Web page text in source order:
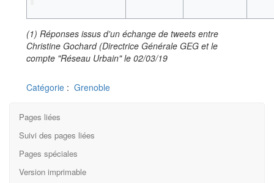
(1) Réponses issus d'un échange de tweets entre
Christine Gochard (Directrice Générale GEG et le
compte "Réseau Urbain" le 02/03/19
Catégorie : Grenoble
Pages liées
Suivi des pages liées
Pages spéciales
Version imprimable